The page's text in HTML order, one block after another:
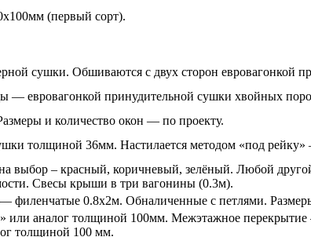
(первый сорт).
сушки. Обшиваются с двух сторон
— евровагонкой принудительной сушки хвойных
и количество окон — по проекту.
толщиной 36мм. Настилается методом «под рейку»
выбор – красный, коричневый, зелёный. Любой
Свесы крыши в три вагонины (0.3м).
филенчатые 0.8х2м. Обналиченные с петлями.
или аналог толщиной 100мм. Межэтажное
толщиной 100 мм.